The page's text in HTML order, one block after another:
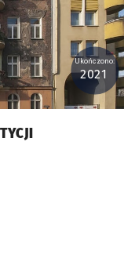
Ukończono:
2021